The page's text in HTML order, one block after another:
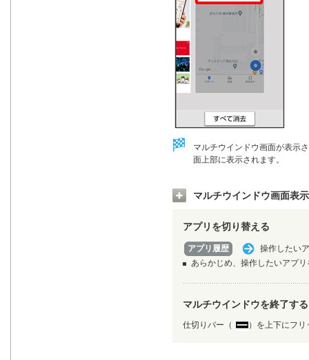
マルチウインドウ画面が表示
面上部に表示されます。
マルチウインドウ画面表
アプリを切り替える
アプリ履歴
操作したい
あらかじめ、操作したいアプ
マルチウインドウを終了する
仕切りバー（ ）を上下にフリ